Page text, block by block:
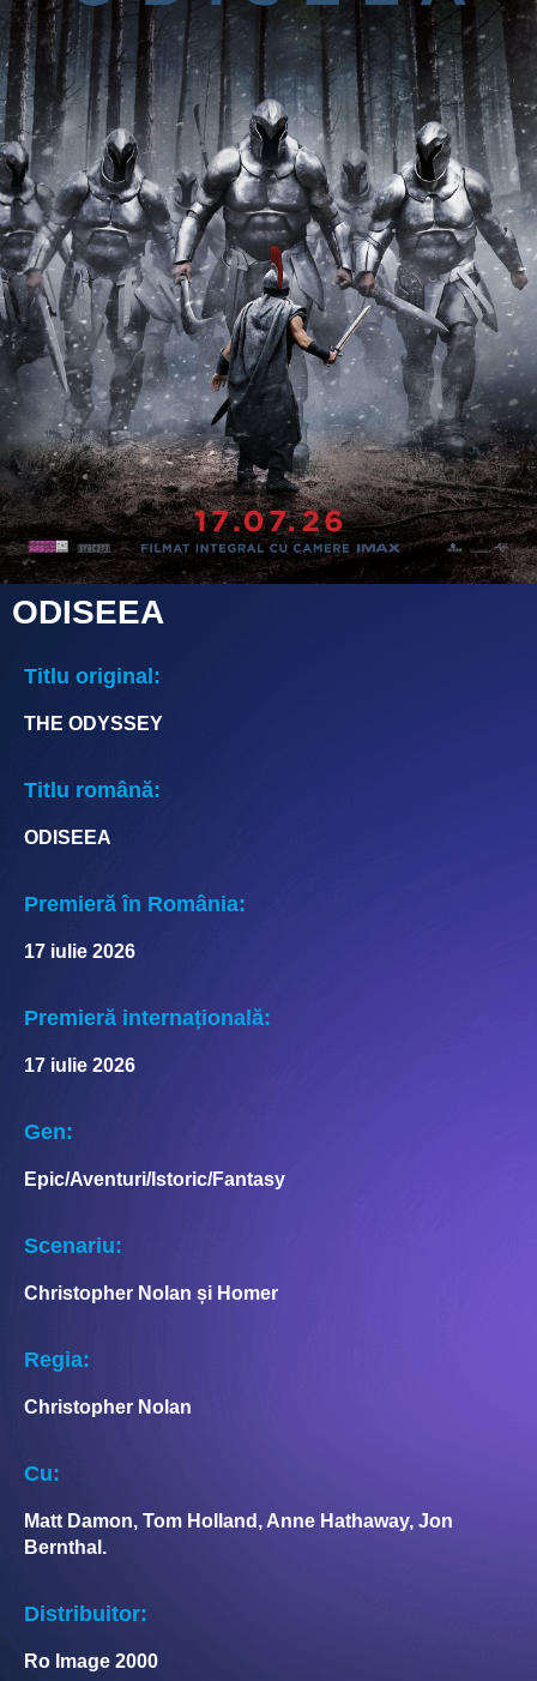
ODISEEA
Titlu original:
THE ODYSSEY
Titlu română:
ODISEEA
Premieră în România:
17 iulie 2026
Premieră internațională:
17 iulie 2026
Gen:
Epic/Aventuri/Istoric/Fantasy
Scenariu:
Christopher Nolan și Homer
Regia:
Christopher Nolan
Cu:
Matt Damon, Tom Holland, Anne Hathaway, Jon
Bernthal.
Distribuitor:
Ro Image 2000